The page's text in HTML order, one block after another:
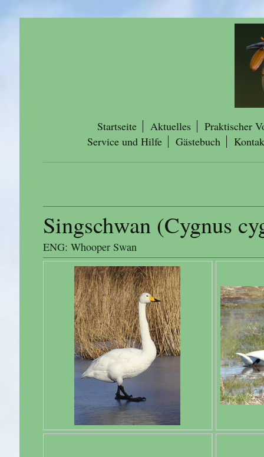
Startseite Aktuelles
Praktischer
Service und Hilfe
Gästebuch
Singschwan (Cygnus
ENG: Whooper Swan